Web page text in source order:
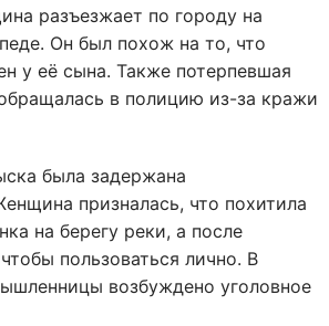
разъезжает по городу на
Он был похож на то, что
у её сына. Также потерпевшая
в полицию из-за кражи
была задержана
призналась, что похитила
на берегу реки, а после
пользоваться лично. В
возбуждено уголовное